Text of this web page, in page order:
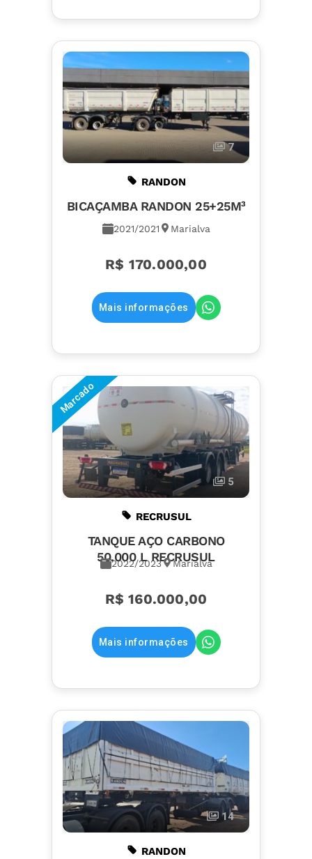
7
RANDON
BICAÇAMBA RANDON 25+25M³
2021/2021 Marialva
R$ 170.000,00
Mais informações
Marcado
5
RECRUSUL
TANQUE AÇO CARBONO
50.000 L RECRUSUL
2022/2023 Marialva
R$ 160.000,00
Mais informações
14
RANDON